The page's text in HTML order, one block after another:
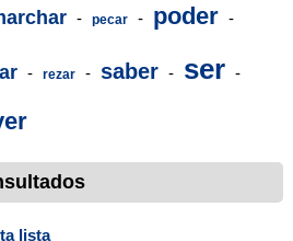
- pecar - poder -
- rezar - saber - ser -
lista